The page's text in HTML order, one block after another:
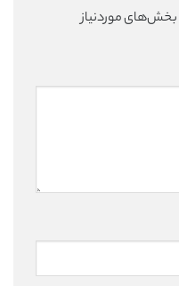
بخش‌های موردنیاز